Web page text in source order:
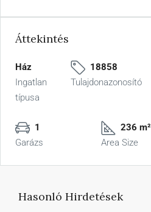
Áttekintés
Ház
Ingatlan
típusa
18858
Tulajdonazonosító
1
Garázs
236 m²
Area Size
Hasonló Hirdetések